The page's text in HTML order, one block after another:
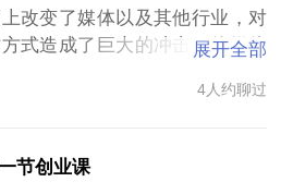
经营、人力、项目、行政、战
，从基层到管理层，从实践到
媒变革的最前沿，能深刻洞察
的认知。相信能够为你提供一
改变了媒体以及其他行业，对
式造成了巨大的冲击，使媒体
数机遇。作为一名传统媒体转型
体+行业”的创业机会和逻辑。
触过从传统媒体到新媒体的方
展开全部
4人约聊过
节创业课